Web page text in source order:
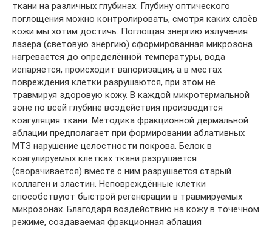
ткани на различных глубинах. Глубину оптического
поглощения можно контролировать, смотря каких слоёв
кожи мы хотим достичь. Поглощая энергию излучения
лазера (световую энергию) сформированная микрозона
нагревается до определённой температуры, вода
испаряется, происходит вапоризация, а в местах
повреждения клетки разрушаются, при этом не
травмируя здоровую кожу. В каждой микротермальной
зоне по всей глубине воздействия производится
коагуляция ткани. Методика фракционной дермальной
аблации предполагает при формировании аблативных
МТЗ нарушение целостности покрова. Белок в
коагулируемых клетках ткани разрушается
(сворачивается) вместе с ним разрушается старый
коллаген и эластин. Неповреждённые клетки
способствуют быстрой регенерации в травмируемых
микрозонах. Благодаря воздействию на кожу в точечном
режиме, создаваемая фракционная аблация